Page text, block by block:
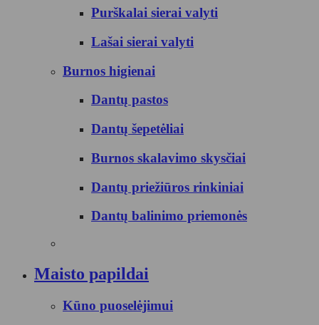
Purškalai sierai valyti
Lašai sierai valyti
Burnos higienai
Dantų pastos
Dantų šepetėliai
Burnos skalavimo skysčiai
Dantų priežiūros rinkiniai
Dantų balinimo priemonės
Maisto papildai
Kūno puoselėjimui